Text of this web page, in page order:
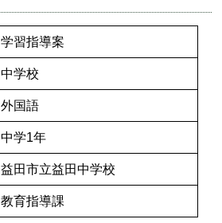
学習指導案
中学校
外国語
中学1年
益田市立益田中学校
教育指導課